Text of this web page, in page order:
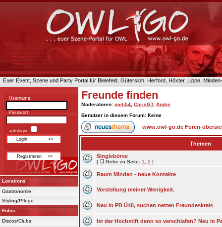
Euer Event, Szene und Party Portal für Bielefeld, Gütersloh, Herford, Höxter, Lippe,
Username:
Passwort:
autologin:
Locations
Gastronomie
Styling/Pflege
Fotos
Discos/Clubs
Freunde finden
Moderatoren: meli54 ChrisGT, Andre
Benutzer in diesem Forum: Keine
www.owl-go.de Foren-
Themen
Singlebörse
[ Gehe zu Seite: 1 2 ]
Raum Minden - neue Kontakte
Vorstellung meiner Wenigkeit.
Neu in PB Ü40, suchen netten Freundeskreis
Ist der Hochstift denn so verschlafen? Neu in